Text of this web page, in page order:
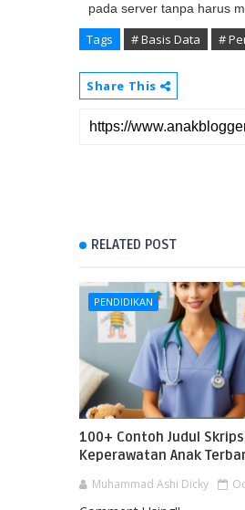
pada server tanpa harus
Tags # Basis Data #
Share This
RELATED POST
PENDIDIKAN
100+ Contoh Judul
Keperawatan Anak
Muhammad Ashi Dicky